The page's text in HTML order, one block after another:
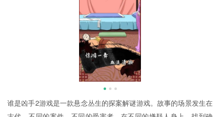
谁是凶手2游戏是一款悬念丛生的探案解谜游戏。故事的场景发生在